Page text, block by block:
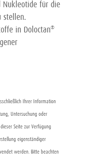
Nukleotide für die
stellen.
in Doloctan®
Ihrer Information
Untersuchung oder
Seite zur Verfügung
eigenständiger
werden. Bitte beachten